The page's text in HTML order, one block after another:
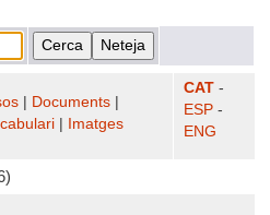
Documents
Imatges
CAT -
ESP -
ENG